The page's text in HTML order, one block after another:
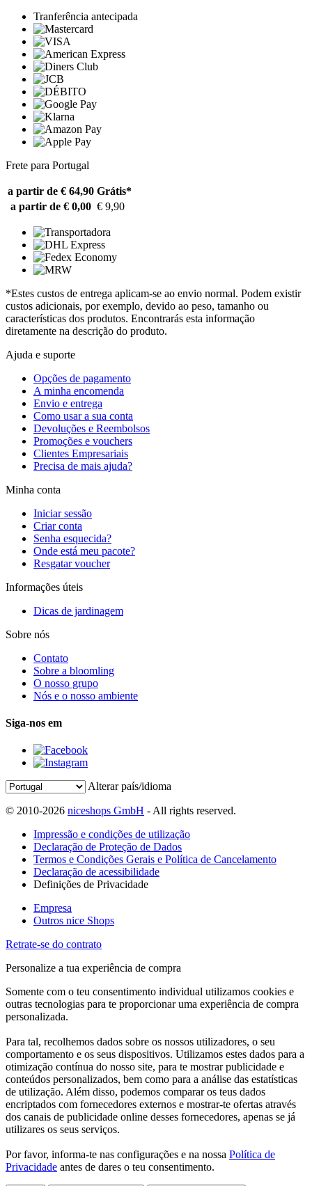
Tranferência antecipada
Frete para Portugal
a partir de € 64,90 Grátis*
a partir de € 0,00 € 9,90
*Estes custos de entrega aplicam-se ao envio normal. Podem existir
custos adicionais, por exemplo, devido ao peso, tamanho ou
características dos produtos. Encontrarás esta informação
diretamente na descrição do produto.
Ajuda e suporte
Opções de pagamento
A minha encomenda
Envio e entrega
Como usar a sua conta
Devoluções e Reembolsos
Promoções e vouchers
Clientes Empresariais
Precisa de mais ajuda?
Minha conta
Iniciar sessão
Criar conta
Senha esquecida?
Onde está meu pacote?
Resgatar voucher
Informações úteis
Dicas de jardinagem
Sobre nós
Contato
Sobre a bloomling
O nosso grupo
Nós e o nosso ambiente
Siga-nos em
Alterar país/idioma
© 2010-2026 niceshops GmbH - All rights reserved.
Impressão e condições de utilização
Declaração de Proteção de Dados
Termos e Condições Gerais e Política de Cancelamento
Declaração de acessibilidade
Definições de Privacidade
Empresa
Outros nice Shops
Retrate-se do contrato
Personalize a tua experiência de compra
Somente com o teu consentimento individual utilizamos cookies e
outras tecnologias para te proporcionar uma experiência de compra
personalizada.
Para tal, recolhemos dados sobre os nossos utilizadores, o seu
comportamento e os seus dispositivos. Utilizamos estes dados para a
otimização contínua do nosso site, para te mostrar publicidade e
conteúdos personalizados, bem como para a análise das estatísticas
de utilização. Além disso, podemos comparar os teus dados
encriptados com fornecedores externos e mostrar-te ofertas através
dos canais de publicidade online desses fornecedores, apenas se já
utilizares os seus serviços.
Por favor, informa-te nas configurações e na nossa Política de
Privacidade antes de dares o teu consentimento.